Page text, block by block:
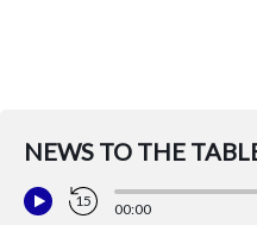
15 00:00